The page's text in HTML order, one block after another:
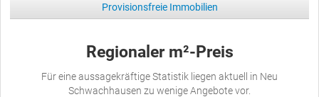
Provisionsfreie Immobilien
Regionaler m²-Preis
Für eine aussagekräftige Statistik liegen aktuell in Neu
Schwachhausen zu wenige Angebote vor.